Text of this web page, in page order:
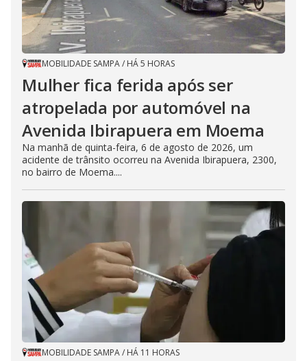
MOBILIDADE SAMPA/ HÁ 5 HORAS
Mulher fica ferida após ser
atropelada por automóvel na
Avenida Ibirapuera em Moema
Na manhã de quinta-feira, 6 de agosto de 2026, um
acidente de trânsito ocorreu na Avenida Ibirapuera, 2300,
no bairro de Moema....
MOBILIDADE SAMPA/ HÁ 11 HORAS